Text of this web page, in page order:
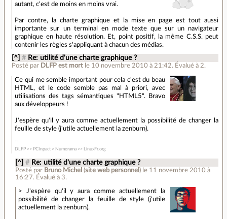
autant, c'est de moins en moins vrai.
Par contre, la charte graphique et la mise en page est tout aussi
importante sur un terminal en mode texte que sur un navigateur
graphique en haute résolution. Et, point positif, la même C.S.S. peut
contenir les règles s'appliquant à chacun des médias.
[^] # Re: utilité d'une charte graphique ?
Posté par DLFP est mort le 10 novembre 2010 à 21:42. Évalué à 2.
Ce qui me semble important pour cela c'est du beau
HTML, et le code semble pas mal à priori, avec
utilisations des tags sémantiques "HTML5". Bravo
aux développeurs !
J'espère qu'il y aura comme actuellement la possibilité de changer la
feuille de style (j'utile actuellement la zenburn).
DLFP >> PCInpact > Numerama >> LinuxFr.org
[^] # Re: utilité d'une charte graphique ?
Posté par Bruno Michel (site web personnel ) le 11 novembre 2010 à
16:27. Évalué à 3.
> J'espère qu'il y aura comme actuellement la
possibilité de changer la feuille de style (j'utile
actuellement la zenburn).